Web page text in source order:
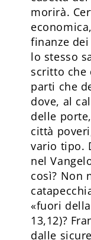
morirà.
finanze
lo stesso
scritto che
parti che
dove, al
delle
città
vario tipo.
nel
così? Non
«fuori
13,12)?
dalle